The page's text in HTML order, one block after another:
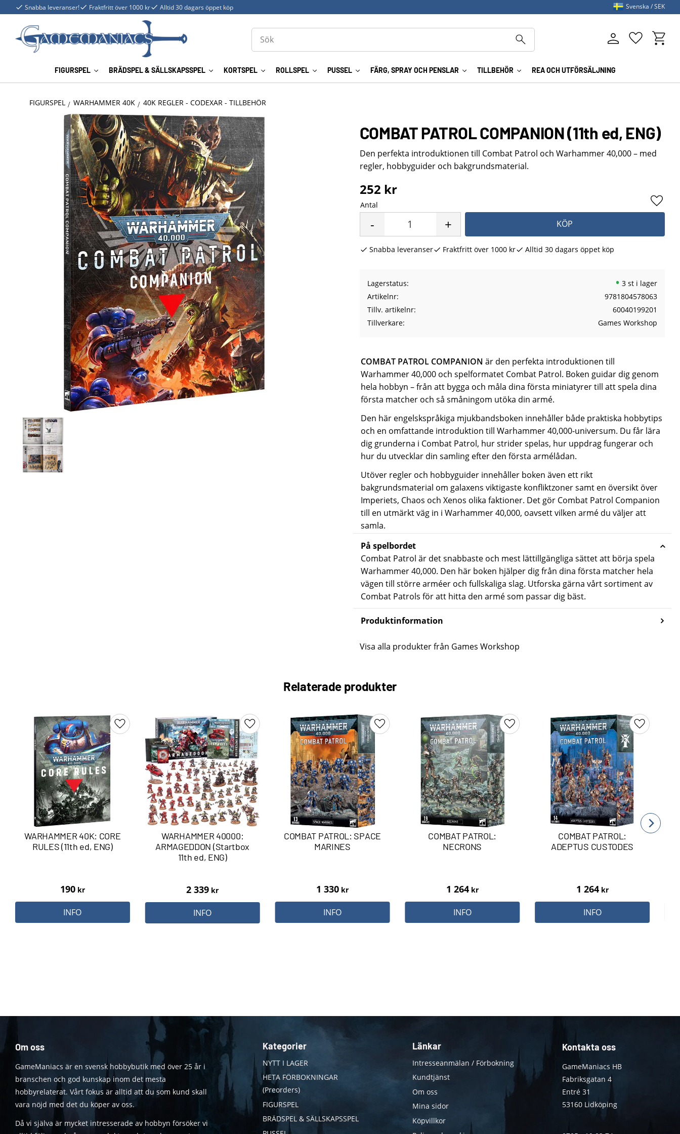
Snabba leveranser! Fraktfritt över 1000 kr Alltid 30 dagars öppet köp
FIGURSPEL BRÄDSPEL & SÄLLSKAPSSPEL KORTSPEL ROLLSPEL PUSSEL FÄRG, SPRAY OCH PENSLAR TILLBEHÖR REA OCH UTFÖRSÄLJNING
Favoriter
Svenska SEK
FIGURSPEL WARHAMMER 40K 40K REGLER - CODEXAR - TILLBEHÖR
COMBAT PATROL COMPANION (11th ed, ENG)
Den perfekta introduktionen till Combat Patrol och Warhammer 40,000 – med
regler, hobbyguider och bakgrundsmaterial.
252 kr
Antal
+
- KÖP
Lägg
Snabba leveranser Fraktfritt över 1000 kr Alltid 30 dagars öppet köp
Lagerstatus
3 st i lager
Artikelnr
9781804578063
Tillv. artikelnr
60040199201
Tillverkare
Games Workshop
COMBAT PATROL COMPANION är den perfekta introduktionen till
Warhammer 40,000 och spelformatet Combat Patrol. Boken guidar dig genom
hela hobbyn – från att bygga och måla dina första miniatyrer till att spela dina
första matcher och så småningom utöka din armé.
Den här engelskspråkiga mjukbandsboken innehåller både praktiska hobbytips
och en omfattande introduktion till Warhammer 40,000-universum. Du får lära
dig grunderna i Combat Patrol, hur strider spelas, hur uppdrag fungerar och
hur du utvecklar din samling efter den första armélådan.
Utöver regler och hobbyguider innehåller boken även ett rikt
bakgrundsmaterial om galaxens viktigaste konfliktzoner samt en översikt över
Imperiets, Chaos och Xenos olika faktioner. Det gör Combat Patrol Companion
till en utmärkt väg in i Warhammer 40,000, oavsett vilken armé du väljer att
samla.
På spelbordet
Combat Patrol är det snabbaste och mest lättillgängliga sättet att börja spela
Warhammer 40,000. Den här boken hjälper dig från dina första matcher hela
vägen till större arméer och fullskaliga slag. Utforska gärna vårt sortiment av
Combat Patrols för att hitta den armé som passar dig bäst.
Produktinformation
Visa alla produkter från Games Workshop
Relaterade produkter
WARHAMMER 40K: CORE
RULES (11th ed, ENG)
190kr
Lägg till i favoriter
INFO
WARHAMMER 40000:
ARMAGEDDON (Startbox
11th ed, ENG)
2 339 kr
Lägg till i favoriter
INFO
COMBAT PATROL: SPACE
MARINES
1 330kr
Lägg till i favoriter
INFO
COMBAT PATROL:
NECRONS
1 264kr
Lägg till i favoriter
INFO
COMBAT PATROL:
ADEPTUS CUSTODES
1 264kr
Lägg till i
INFO
Om oss
GameManiacs är en svensk hobbybutik med över 25 år i
branschen och god kunskap inom det mesta
hobbyrelaterat. Vårt fokus är alltid att du som kund skall
vara nöjd med det du köper av oss.
Då vi själva är mycket intresserade av hobbyn försöker vi
Kategorier
NYTT I LAGER
HETA FÖRBOKNINGAR
(Preorders)
FIGURSPEL
BRÄDSPEL & SÄLLSKAPSSPEL
Länkar
Intresseanmälan / Förbokning
Kundtjänst
Om oss
Mina sidor
Köpvillkor
Kontakta oss
GameManiacs HB
Fabriksgatan 4
Entré 31
53160 Lidköping